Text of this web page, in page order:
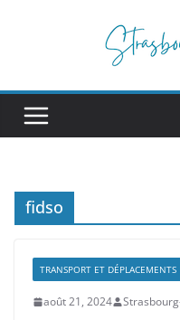
fidso
TRANSPORT ET DÉPLACEMENTS
août 21, 2024